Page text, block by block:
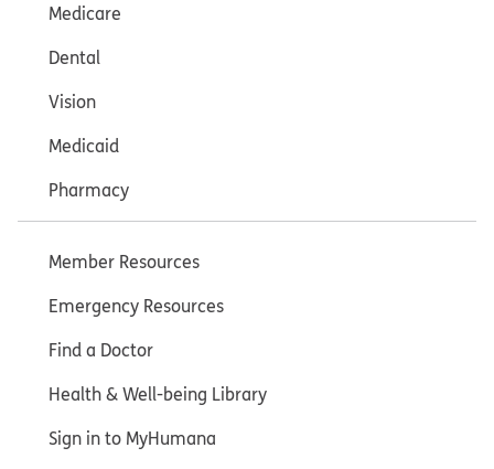
Medicare
Dental
Vision
Medicaid
Pharmacy
Member Resources
Emergency Resources
Find a Doctor
Health & Well-being Library
Sign in to MyHumana